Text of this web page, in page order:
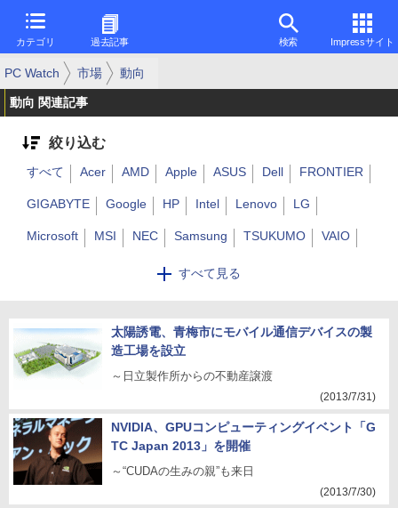
カテゴリ 過去記事 検索 Impressサイト
PC Watch 市場 動向
動向 関連記事
絞り込む
すべて見る
すべて Acer AMD Apple ASUS Dell FRONTIER
GIGABYTE Google HP Intel Lenovo LG
Microsoft MSI NEC Samsung TSUKUMO VAIO
シャープ ソニー
ユニットコム ワコム その他
太陽誘電、青梅市にモバイル通信デバイスの製
造工場を設立
～日立製作所からの不動産譲渡
(2013/7/31)
NVIDIA、GPUコンピューティングイベント「G
TC Japan 2013」を開催
～“CUDAの生みの親”も来日
(2013/7/30)